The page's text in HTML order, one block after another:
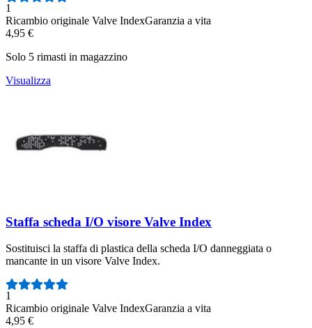
Numero di recensioni:
1
Ricambio originale Valve IndexGaranzia a vita
4,95 €
Solo 5 rimasti in magazzino
Visualizza
Staffa scheda I/O visore Valve Index
Sostituisci la staffa di plastica della scheda I/O danneggiata o
mancante in un visore Valve Index.
Numero di recensioni:
1
Ricambio originale Valve IndexGaranzia a vita
4,95 €